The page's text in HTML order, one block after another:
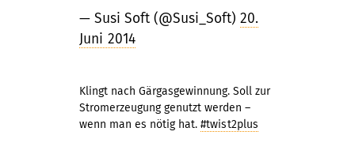
— Susi Soft (@Susi_Soft) 20.
Juni 2014
Klingt nach Gärgasgewinnung. Soll zur
Stromerzeugung genutzt werden –
wenn man es nötig hat. #twist2plus